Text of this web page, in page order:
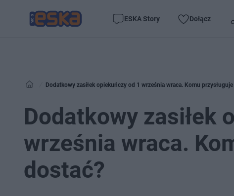
ESKA Story Dołącz
Dodatkowy zasiłek opiekuńczy od 1 września wraca. Komu
Dodatkowy zasiłek
września wraca.
dostać?